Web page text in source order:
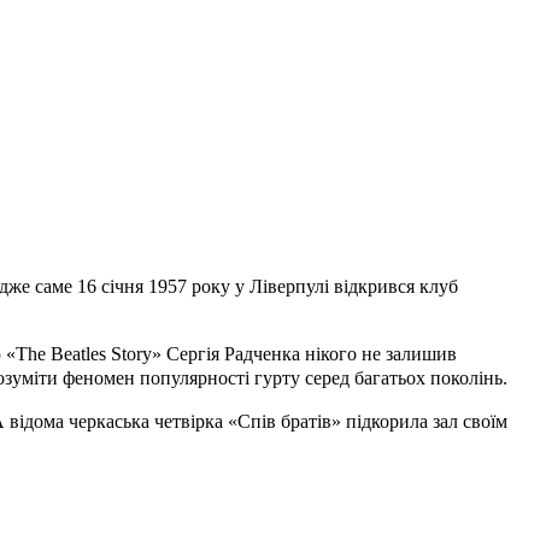
саме 16 січня 1957 року у Ліверпулі відкрився клуб
Beatles Story» Сергія Радченка нікого не залишив
феномен популярності гурту серед багатьох поколінь.
черкаська четвірка «Спів братів» підкорила зал своїм